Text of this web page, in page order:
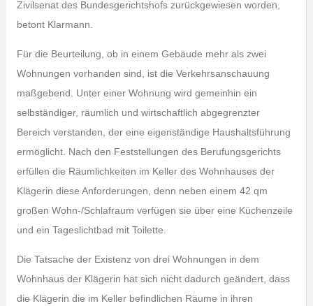
Zivilsenat des Bundesgerichtshofs zurückgewiesen worden,
betont Klarmann.
Für die Beurteilung, ob in einem Gebäude mehr als zwei
Wohnungen vorhanden sind, ist die Verkehrsanschauung
maßgebend. Unter einer Wohnung wird gemeinhin ein
selbständiger, räumlich und wirtschaftlich abgegrenzter
Bereich verstanden, der eine eigenständige Haushaltsführung
ermöglicht. Nach den Feststellungen des Berufungsgerichts
erfüllen die Räumlichkeiten im Keller des Wohnhauses der
Klägerin diese Anforderungen, denn neben einem 42 qm
großen Wohn-/Schlafraum verfügen sie über eine Küchenzeile
und ein Tageslichtbad mit Toilette.
Die Tatsache der Existenz von drei Wohnungen in dem
Wohnhaus der Klägerin hat sich nicht dadurch geändert, dass
die Klägerin die im Keller befindlichen Räume in ihren